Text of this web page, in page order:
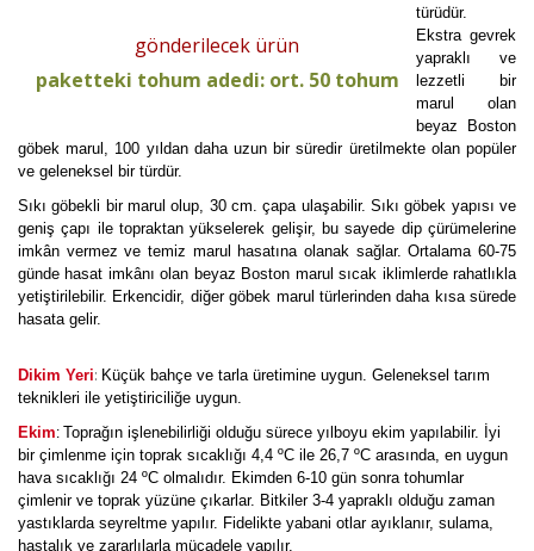
gönderilecek ürün
paketteki tohum adedi: ort. 50 tohum
türüdür.
Ekstra gevrek
yapraklı ve
lezzetli bir
marul olan
beyaz Boston
göbek marul, 100 yıldan daha uzun bir süredir üretilmekte olan popüler
ve geleneksel bir türdür.
Sıkı göbekli bir marul olup, 30 cm. çapa ulaşabilir. Sıkı göbek yapısı ve
geniş çapı ile topraktan yükselerek gelişir, bu sayede dip çürümelerine
imkân vermez ve temiz marul hasatına olanak sağlar. Ortalama 60-75
günde hasat imkânı olan beyaz Boston marul sıcak iklimlerde rahatlıkla
yetiştirilebilir. Erkencidir, diğer göbek marul türlerinden daha kısa sürede
hasata gelir.
Dikim Yeri: Küçük bahçe ve tarla üretimine uygun. Geleneksel tarım
teknikleri ile yetiştiriciliğe uygun.
Ekim: Toprağın işlenebilirliği olduğu sürece yılboyu ekim yapılabilir. İyi
bir çimlenme için toprak sıcaklığı 4,4 ºC ile 26,7 ºC arasında, en uygun
hava sıcaklığı 24 ºC olmalıdır. Ekimden 6-10 gün sonra tohumlar
çimlenir ve toprak yüzüne çıkarlar. Bitkiler 3-4 yapraklı olduğu zaman
yastıklarda seyreltme yapılır. Fidelikte yabani otlar ayıklanır, sulama,
hastalık ve zararlılarla mücadele yapılır.